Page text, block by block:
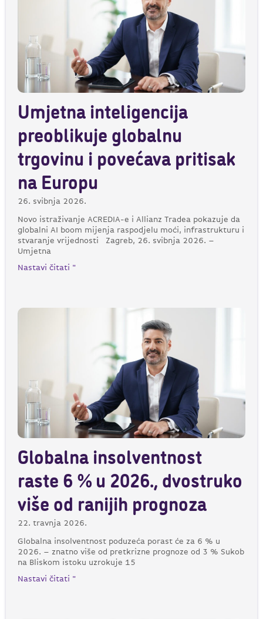
Umjetna inteligencija
preoblikuje globalnu
trgovinu i povećava pritisak
na Europu
26. svibnja 2026.
Novo istraživanje ACREDIA-e i Allianz Tradea pokazuje da
globalni AI boom mijenja raspodjelu moći, infrastrukturu i
stvaranje vrijednosti Zagreb, 26. svibnja 2026. –
Umjetna
Nastavi čitati "
Globalna insolventnost
raste 6 % u 2026., dvostruko
više od ranijih prognoza
22. travnja 2026.
Globalna insolventnost poduzeća porast će za 6 % u
2026. – znatno više od pretkrizne prognoze od 3 % Sukob
na Bliskom istoku uzrokuje 15
Nastavi čitati "